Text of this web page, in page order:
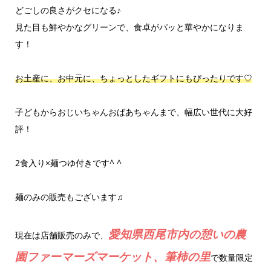
どごしの良さがクセになる♪
見た目も鮮やかなグリーンで、食卓がパッと華やかになりま
す！
お土産に、お中元に、ちょっとしたギフトにもぴったりです♡
子どもからおじいちゃんおばあちゃんまで、幅広い世代に大好
評！
2食入り×麺つゆ付きです^ ^
麺のみの販売もございます♫
現在は店舗販売のみで、 愛知県西尾市内の憩いの農
園ファーマーズマーケット、筆柿の里で数量限定